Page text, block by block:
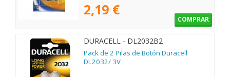
2,19 €
COMPRAR
DURACELL - DL2032B2
Pack de 2 Pilas de Botón Duracell
DL2032/ 3V